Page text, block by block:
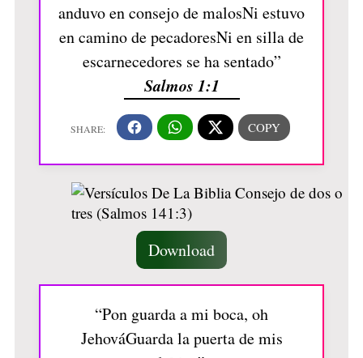
anduvo en consejo de malosNi estuvo
en camino de pecadoresNi en silla de
escarnecedores se ha sentado”
Salmos 1:1
Download
“Pon guarda a mi boca, oh
JehováGuarda la puerta de mis